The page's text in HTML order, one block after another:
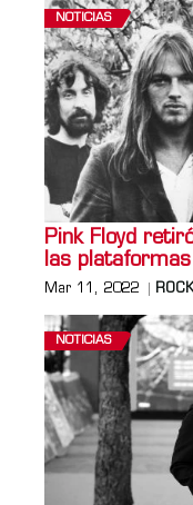
NOTICIAS
Pink Floyd
las
Mar 11, 2022
NOTICIAS